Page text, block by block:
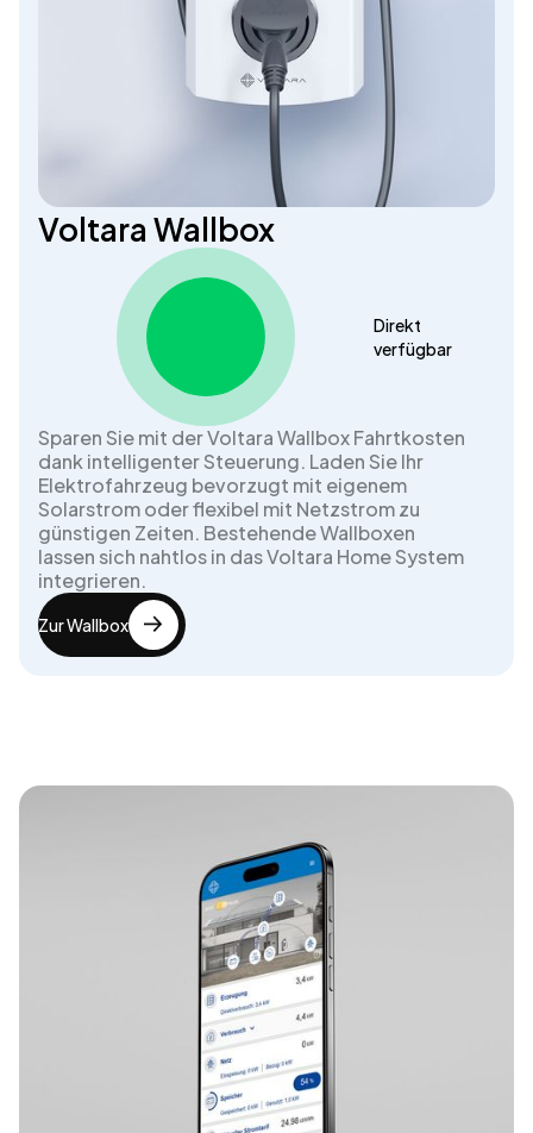
Voltara Wallbox
Direkt
verfügbar
Sparen Sie mit der Voltara Wallbox Fahrtkosten
dank intelligenter Steuerung. Laden Sie Ihr
Elektrofahrzeug bevorzugt mit eigenem
Solarstrom oder flexibel mit Netzstrom zu
günstigen Zeiten. Bestehende Wallboxen
lassen sich nahtlos in das Voltara Home System
integrieren.
Zur Wallbox